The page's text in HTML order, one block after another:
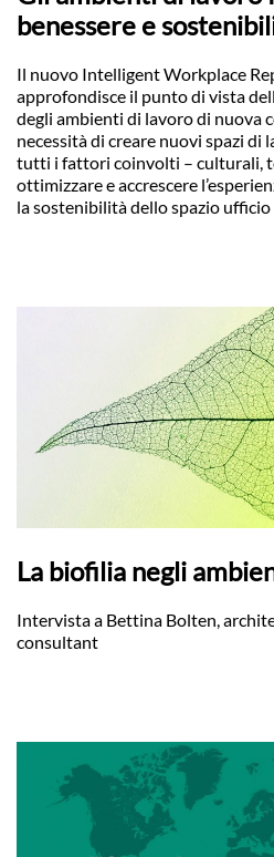
benessere e
Il nuovo Intelligent Workplace
approfondisce il punto di vista
degli ambienti di lavoro di nuova
necessità di creare nuovi spazi di
tutti i fattori coinvolti – culturali,
ottimizzare e accrescere
la sostenibilità dello spazio ufficio
La biofilia negli
Intervista a Bettina Bolten,
consultant